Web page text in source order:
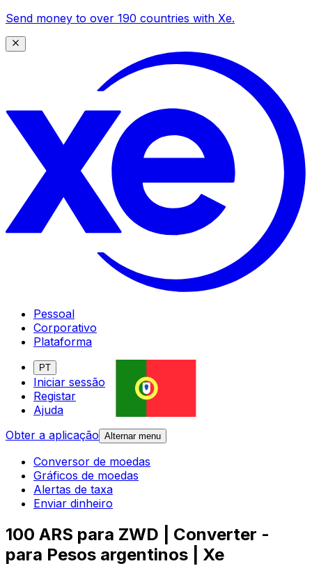
Send money to over 190 countries with Xe.
Pessoal
Corporativo
Plataforma
PT
Iniciar sessão
Registar
Ajuda
Obter a aplicação Alternar menu
Conversor de moedas
Gráficos de moedas
Alertas de taxa
Enviar dinheiro
100 ARS para ZWD | Converter -
para Pesos argentinos | Xe